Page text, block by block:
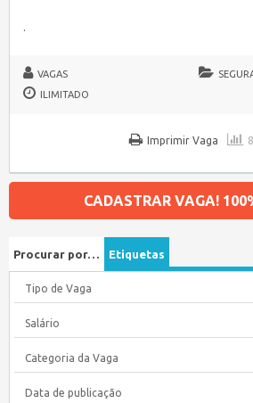
.
VAGAS
ILIMITADO
Imprimir Vaga
CADASTRAR VAGA!
Procurar por… Etiquetas
Tipo de Vaga
Salário
Categoria da Vaga
Data de publicação